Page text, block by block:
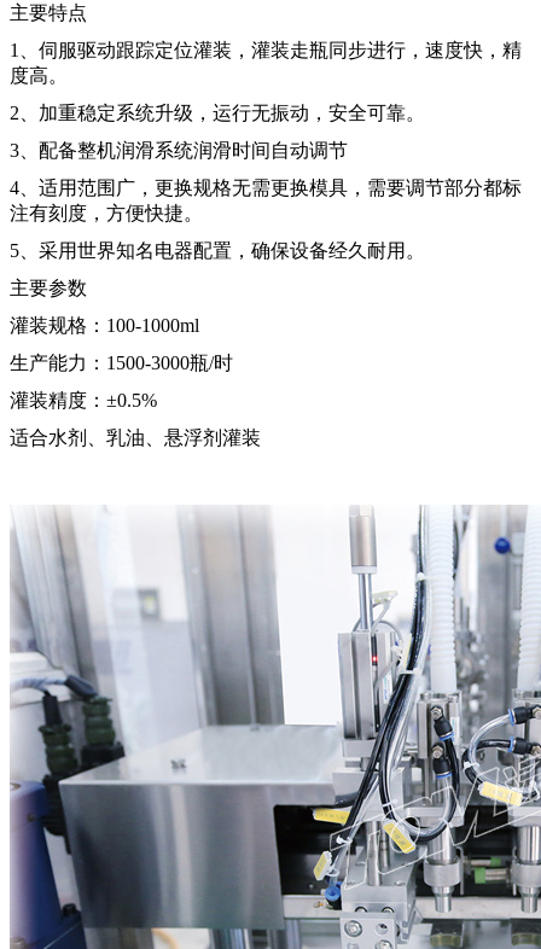
主要特点
1、伺服驱动跟踪定位灌装，灌装走瓶同步进行，速度快，精
度高。
2、加重稳定系统升级，运行无振动，安全可靠。
3、配备整机润滑系统润滑时间自动调节
4、适用范围广，更换规格无需更换模具，需要调节部分都标
注有刻度，方便快捷。
5、采用世界知名电器配置，确保设备经久耐用。
主要参数
灌装规格：100-1000ml
生产能力：1500-3000瓶/时
灌装精度：±0.5%
适合水剂、乳油、悬浮剂灌装